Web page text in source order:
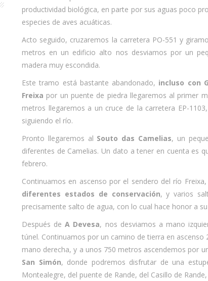
productividad biológica, en parte por sus aguas poco
especies de aves acuáticas.
Acto seguido, cruzaremos la carretera PO-551 y
metros en un edificio alto nos desviamos por un
madera muy escondida.
Este tramo está bastante abandonado, incluso con
Freixa por un puente de piedra llegaremos al primer
metros llegaremos a un cruce de la carretera EP-
siguiendo el río.
Pronto llegaremos al Souto das Camelias, un
diferentes de Camelias. Un dato a tener en cuenta es
febrero.
Continuamos en ascenso por el sendero del río
diferentes estados de conservación, y varios
precisamente salto de agua, con lo cual hace honor a
Después deA Devesa, nos desviamos a mano
túnel. Continuamos por un camino de tierra en
mano derecha, y a unos 750 metros ascendemos por
San Simón, donde podremos disfrutar de una
Montealegre, del puente de Rande, del Casillo de